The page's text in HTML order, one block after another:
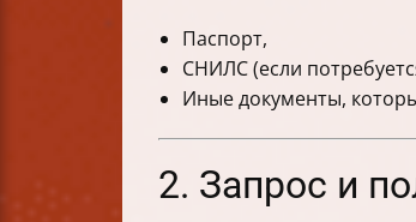
Паспорт,
СНИЛС (если
Иные документы,
2. Запрос и